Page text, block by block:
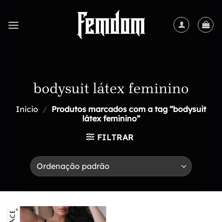
content
bodysuit látex feminino
Início / Produtos marcados com a tag “bodysuit
látex feminino”
FILTRAR